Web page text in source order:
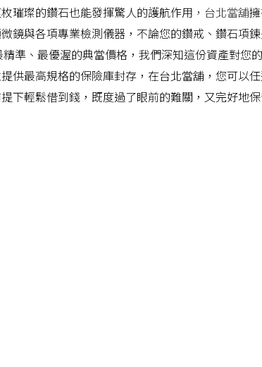
璀璨的鑽石也能發揮驚人的護航作用 ，台北當舖
鏡與各項專業檢測儀器，不論您的鑽戒、鑽石項
準、最優渥的典當價格，我們深知這份資產對您
供最高規格的保險庫封存，在台北當舖，您可以
下輕鬆借到錢，既度過了眼前的難關，又完好地